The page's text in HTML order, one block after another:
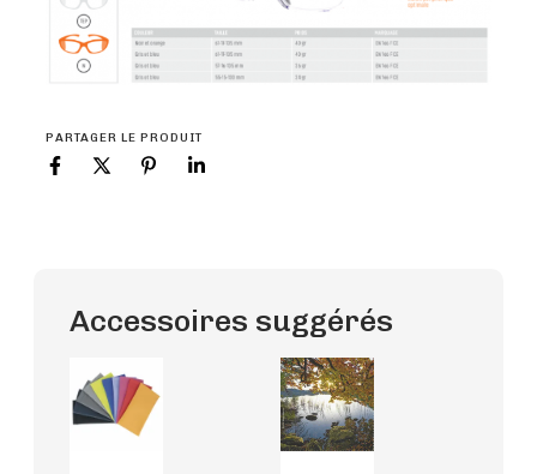
PARTAGER LE PRODUIT
Accessoires suggérés